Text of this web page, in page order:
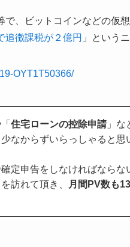
で、ビットコインなどの仮
追徴課税が２億円 」という
OYT1T50366/
住宅ローンの控除申請」な
なからずいらっしゃると思
定申告をしなければならな
訪れて頂き、
月間PV数も